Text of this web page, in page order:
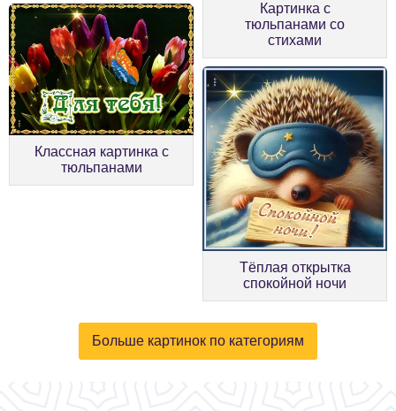
Картинка с
тюльпанами со
стихами
Классная картинка с
тюльпанами
Тёплая открытка
спокойной ночи
Больше картинок по категориям